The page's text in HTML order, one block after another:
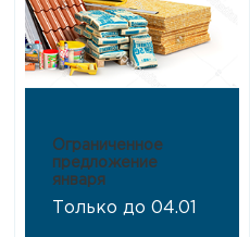
Ограниченное
предложение
января
Только до 04.01